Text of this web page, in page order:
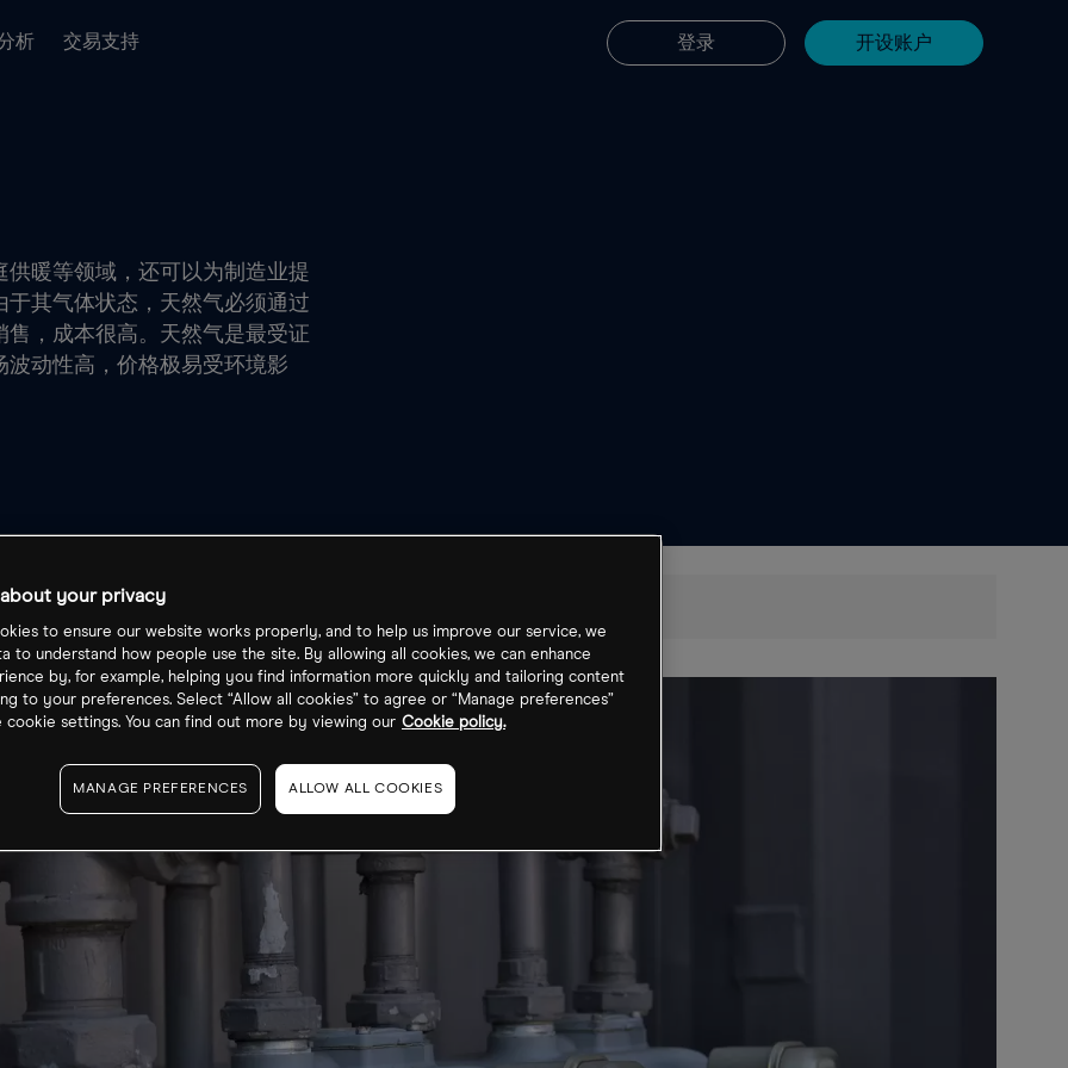
析 交易支持 登录 开设账户
暖等领域，还可以为制造业提
其气体状态，天然气必须通过
，成本很高。天然气是最受证
动性高，价格极易受环境影
your privacy
to ensure our website works properly, and to help us improve our service, we
to understand how people use the site. By allowing all cookies, we can enhance
by, for example, helping you find information more quickly and tailoring content
to your preferences. Select “Allow all cookies” to agree or “Manage preferences”
cookie settings. You can find out more by viewing our Cookie policy.
MANAGE PREFERENCES ALLOW ALL COOKIES